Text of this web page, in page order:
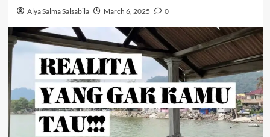
Alya Salma Salsabila March 6, 2025 0